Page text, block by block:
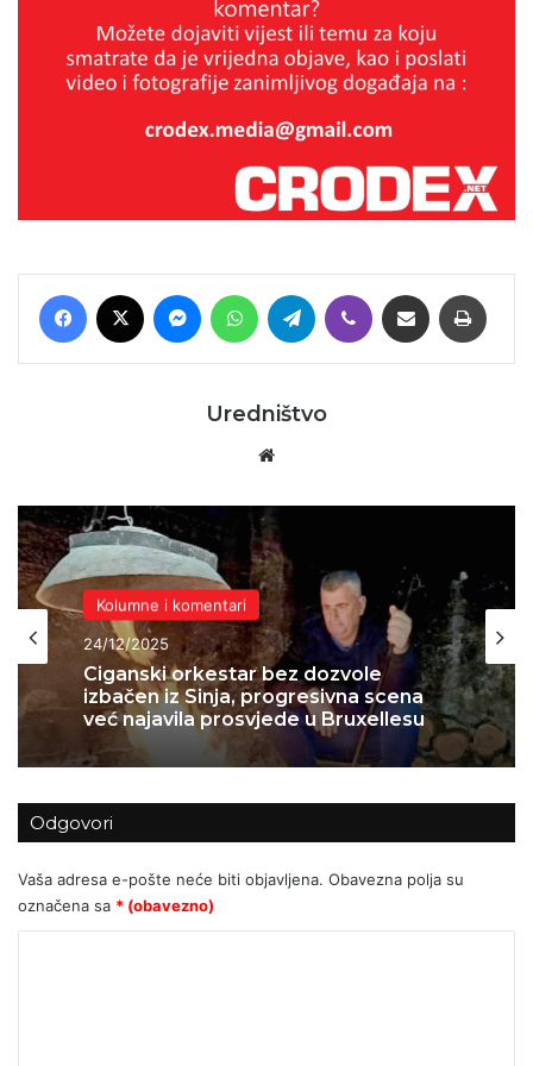
Facebook MessengerWhatsAppTelegram Viber Podijeli putem E-maila
Uredništvo
Kolumne i komentari
24/12/2025
Ciganski orkestar bez dozvole
već najavila prosvjede u Bruxellesu
Humor
05/12/2025
Drama na filozofskom fakultetu:
Antifa studentice se uvrijedile jer je
profesor rekao da je Maja Sever
ljepša od njih – najavile novi marš
Odgovori
Vaša adresa e-pošte neće biti objavljena. Obavezna polja su
označena sa * (obavezno)